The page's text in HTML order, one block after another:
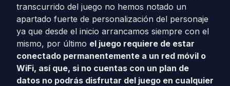
transcurrido del juego no hemos notado un
apartado fuerte de personalización del personaje
ya que desde el inicio arrancamos siempre con el
mismo, por último el juego requiere de estar
conectado permanentemente a un red móvil o
WiFi, así que, si no cuentas con un plan de
datos no podrás disfrutar del juego en cualquier